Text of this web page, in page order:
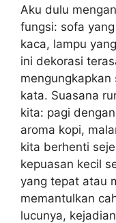
Aku dulu
fungsi: sofa
kaca, lampu
ini dekorasi
kata. Suasana
kita: pagi
aroma kopi,
kita berhenti
kepuasan kecil
yang tepat atau
memantulkan
lucunya,